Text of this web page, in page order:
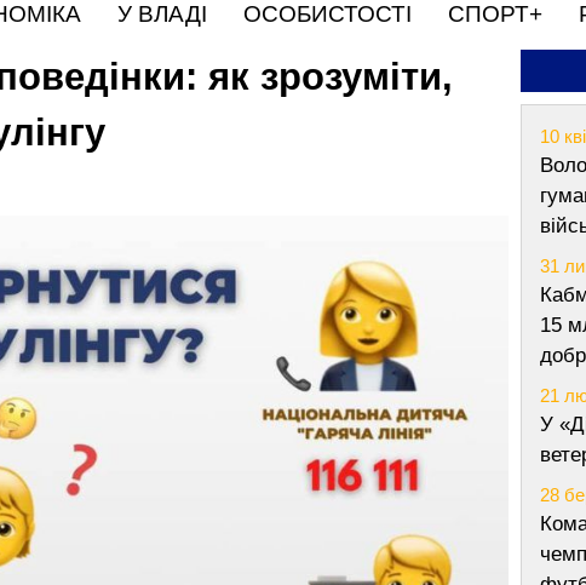
У ВЛАДІ ОСОБИСТОСТІ СПОРТ+
як зрозуміти,
10
31
15
21
У
28